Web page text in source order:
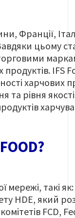
, Франції,
цьому
продуктів. IFS
харчових
та рівня
мережі, такі
HDE, який
FCD,